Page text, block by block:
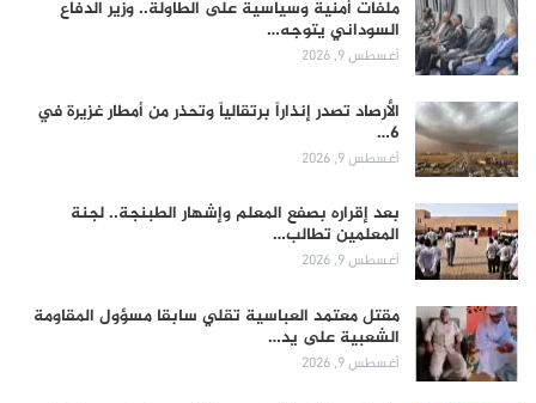
ملفات أمنية وسياسية على الطاولة.. وزير الدفاع
السوداني يتوجه…
أغسطس 9, 2026
الأرصاد تصدر إنذاراً برتقالياً وتحذر من أمطار غزيرة في
6…
أغسطس 9, 2026
بعد إقراره بصفع المعلم وإشهار الطبنجة.. لجنة
المعلمين تطالب…
أغسطس 9, 2026
مقتل معتمد العباسية تقلي سابقا مسؤول المقاومة
الشعبية على يد…
أغسطس 9, 2026